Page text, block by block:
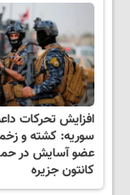
افزایش تحرکات
عضو آسایش در
کانتون جزیره